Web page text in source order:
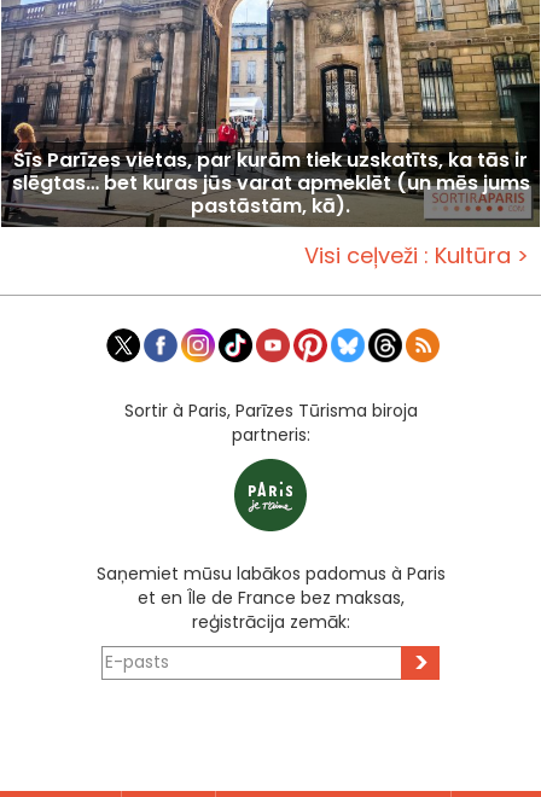
Šīs Parīzes vietas, par kurām tiek uzskatīts, ka tās ir
slēgtas… bet kuras jūs varat apmeklēt (un mēs jums
pastāstām, kā).
Visi ceļveži : Kultūra >
Sortir à Paris, Parīzes Tūrisma biroja
partneris:
Saņemiet mūsu labākos padomus à Paris
et en Île de France bez maksas,
reģistrācija zemāk:
>